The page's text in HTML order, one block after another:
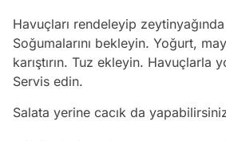
Havuçları rendeleyip
Soğumalarını bekleyin. Yoğurt,
karıştırın. Tuz ekleyin. Havuçlarla
Servis edin.
Salata yerine cacık da